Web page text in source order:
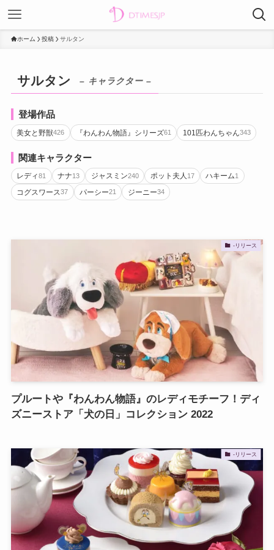
ホーム 投稿 サルタン
サルタン – キャラクター –
登場作品
美女と野獣426 『わんわん物語』シリーズ61 101匹わんちゃん343
関連キャラクター
レディ81 ナナ13 ジャスミン240 ポット夫人 17 ハキーム1
コグスワース37 パーシー21 ジーニー34
-リリース
プルートや『わんわん物語』のレディモチーフ！ディ
ズニーストア「犬の日」コレクション 2022
-リリース